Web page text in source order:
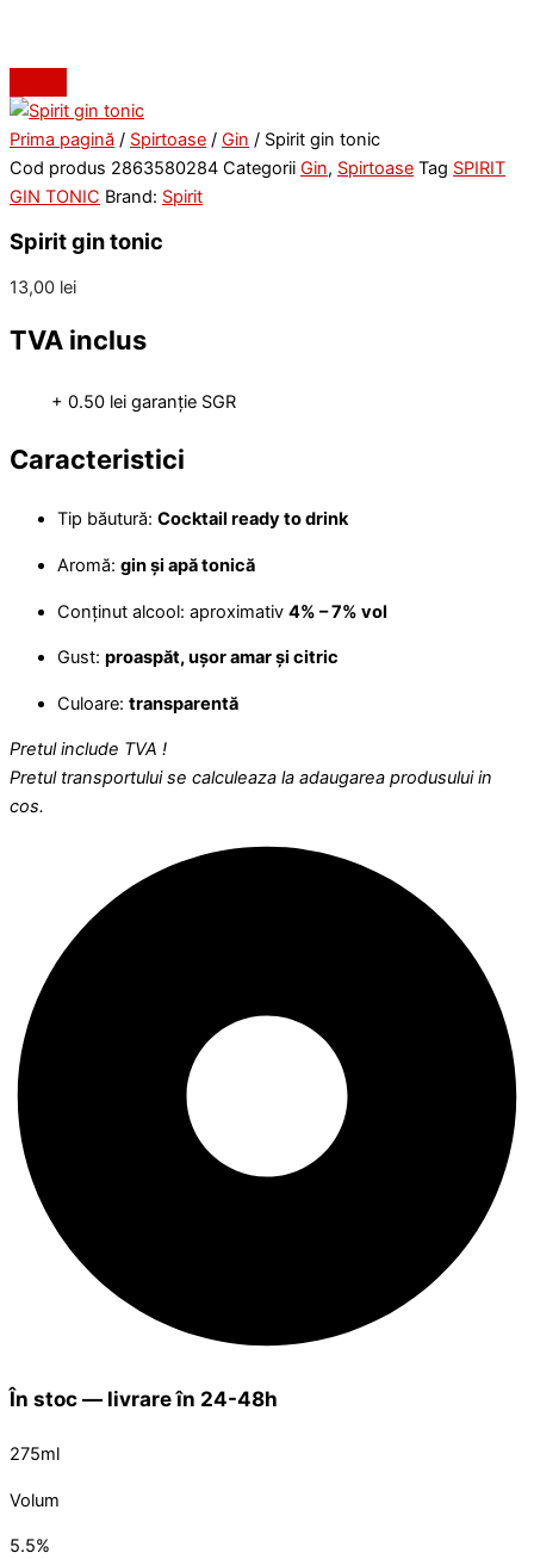
Prima pagină / Spirtoase / Gin / Spirit gin tonic
Cod produs 2863580284 Categorii Gin, Spirtoase Tag SPIRIT
GIN TONIC Brand: Spirit
Spirit gin tonic
13,00 lei
TVA inclus
+ 0.50 lei garanție SGR
Caracteristici
Tip băutură: Cocktail ready to drink
Aromă: gin și apă tonică
Conținut alcool: aproximativ 4% – 7% vol
Gust: proaspăt, ușor amar și citric
Culoare: transparentă
Pretul include TVA !
Pretul transportului se calculeaza la adaugarea produsului in
cos.
În stoc — livrare în 24-48h
275ml
Volum
5.5%